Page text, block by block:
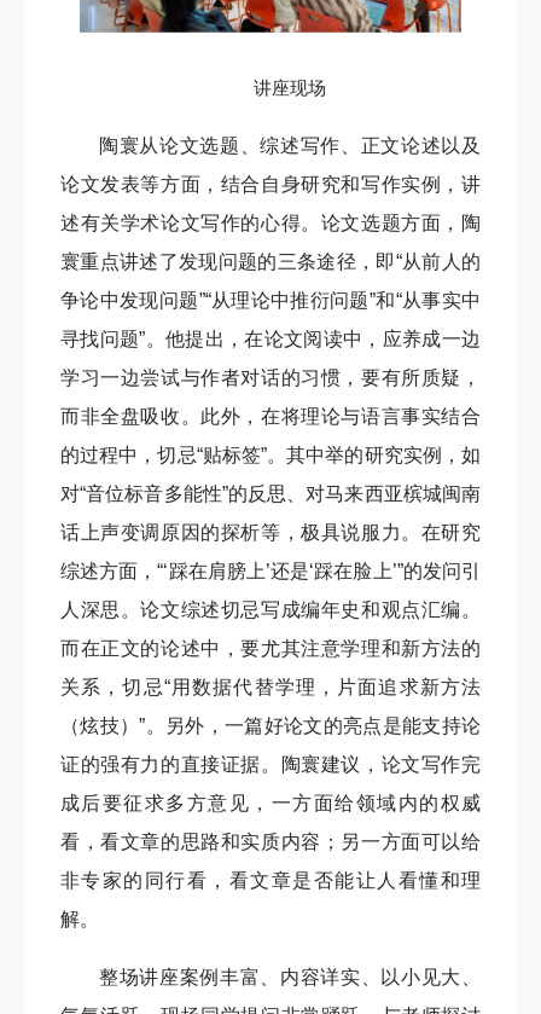
讲座现场
陶寰从论文选题、综述写作、正文论述以及
论文发表等方面，结合自身研究和写作实例，讲
述有关学术论文写作的心得。论文选题方面，陶
寰重点讲述了发现问题的三条途径，即“从前人的
争论中发现问题”“从理论中推衍问题”和“从事实中
寻找问题”。他提出，在论文阅读中，应养成一边
学习一边尝试与作者对话的习惯，要有所质疑，
而非全盘吸收。此外，在将理论与语言事实结合
的过程中，切忌“贴标签”。其中举的研究实例，如
对“音位标音多能性”的反思、对马来西亚槟城闽南
话上声变调原因的探析等，极具说服力。在研究
综述方面，“‘踩在肩膀上’还是‘踩在脸上’”的发问引
人深思。论文综述切忌写成编年史和观点汇编。
而在正文的论述中，要尤其注意学理和新方法的
关系，切忌“用数据代替学理，片面追求新方法
（炫技）”。另外，一篇好论文的亮点是能支持论
证的强有力的直接证据。陶寰建议，论文写作完
成后要征求多方意见，一方面给领域内的权威
看，看文章的思路和实质内容；另一方面可以给
非专家的同行看，看文章是否能让人看懂和理
解。
整场讲座案例丰富、内容详实、以小见大、